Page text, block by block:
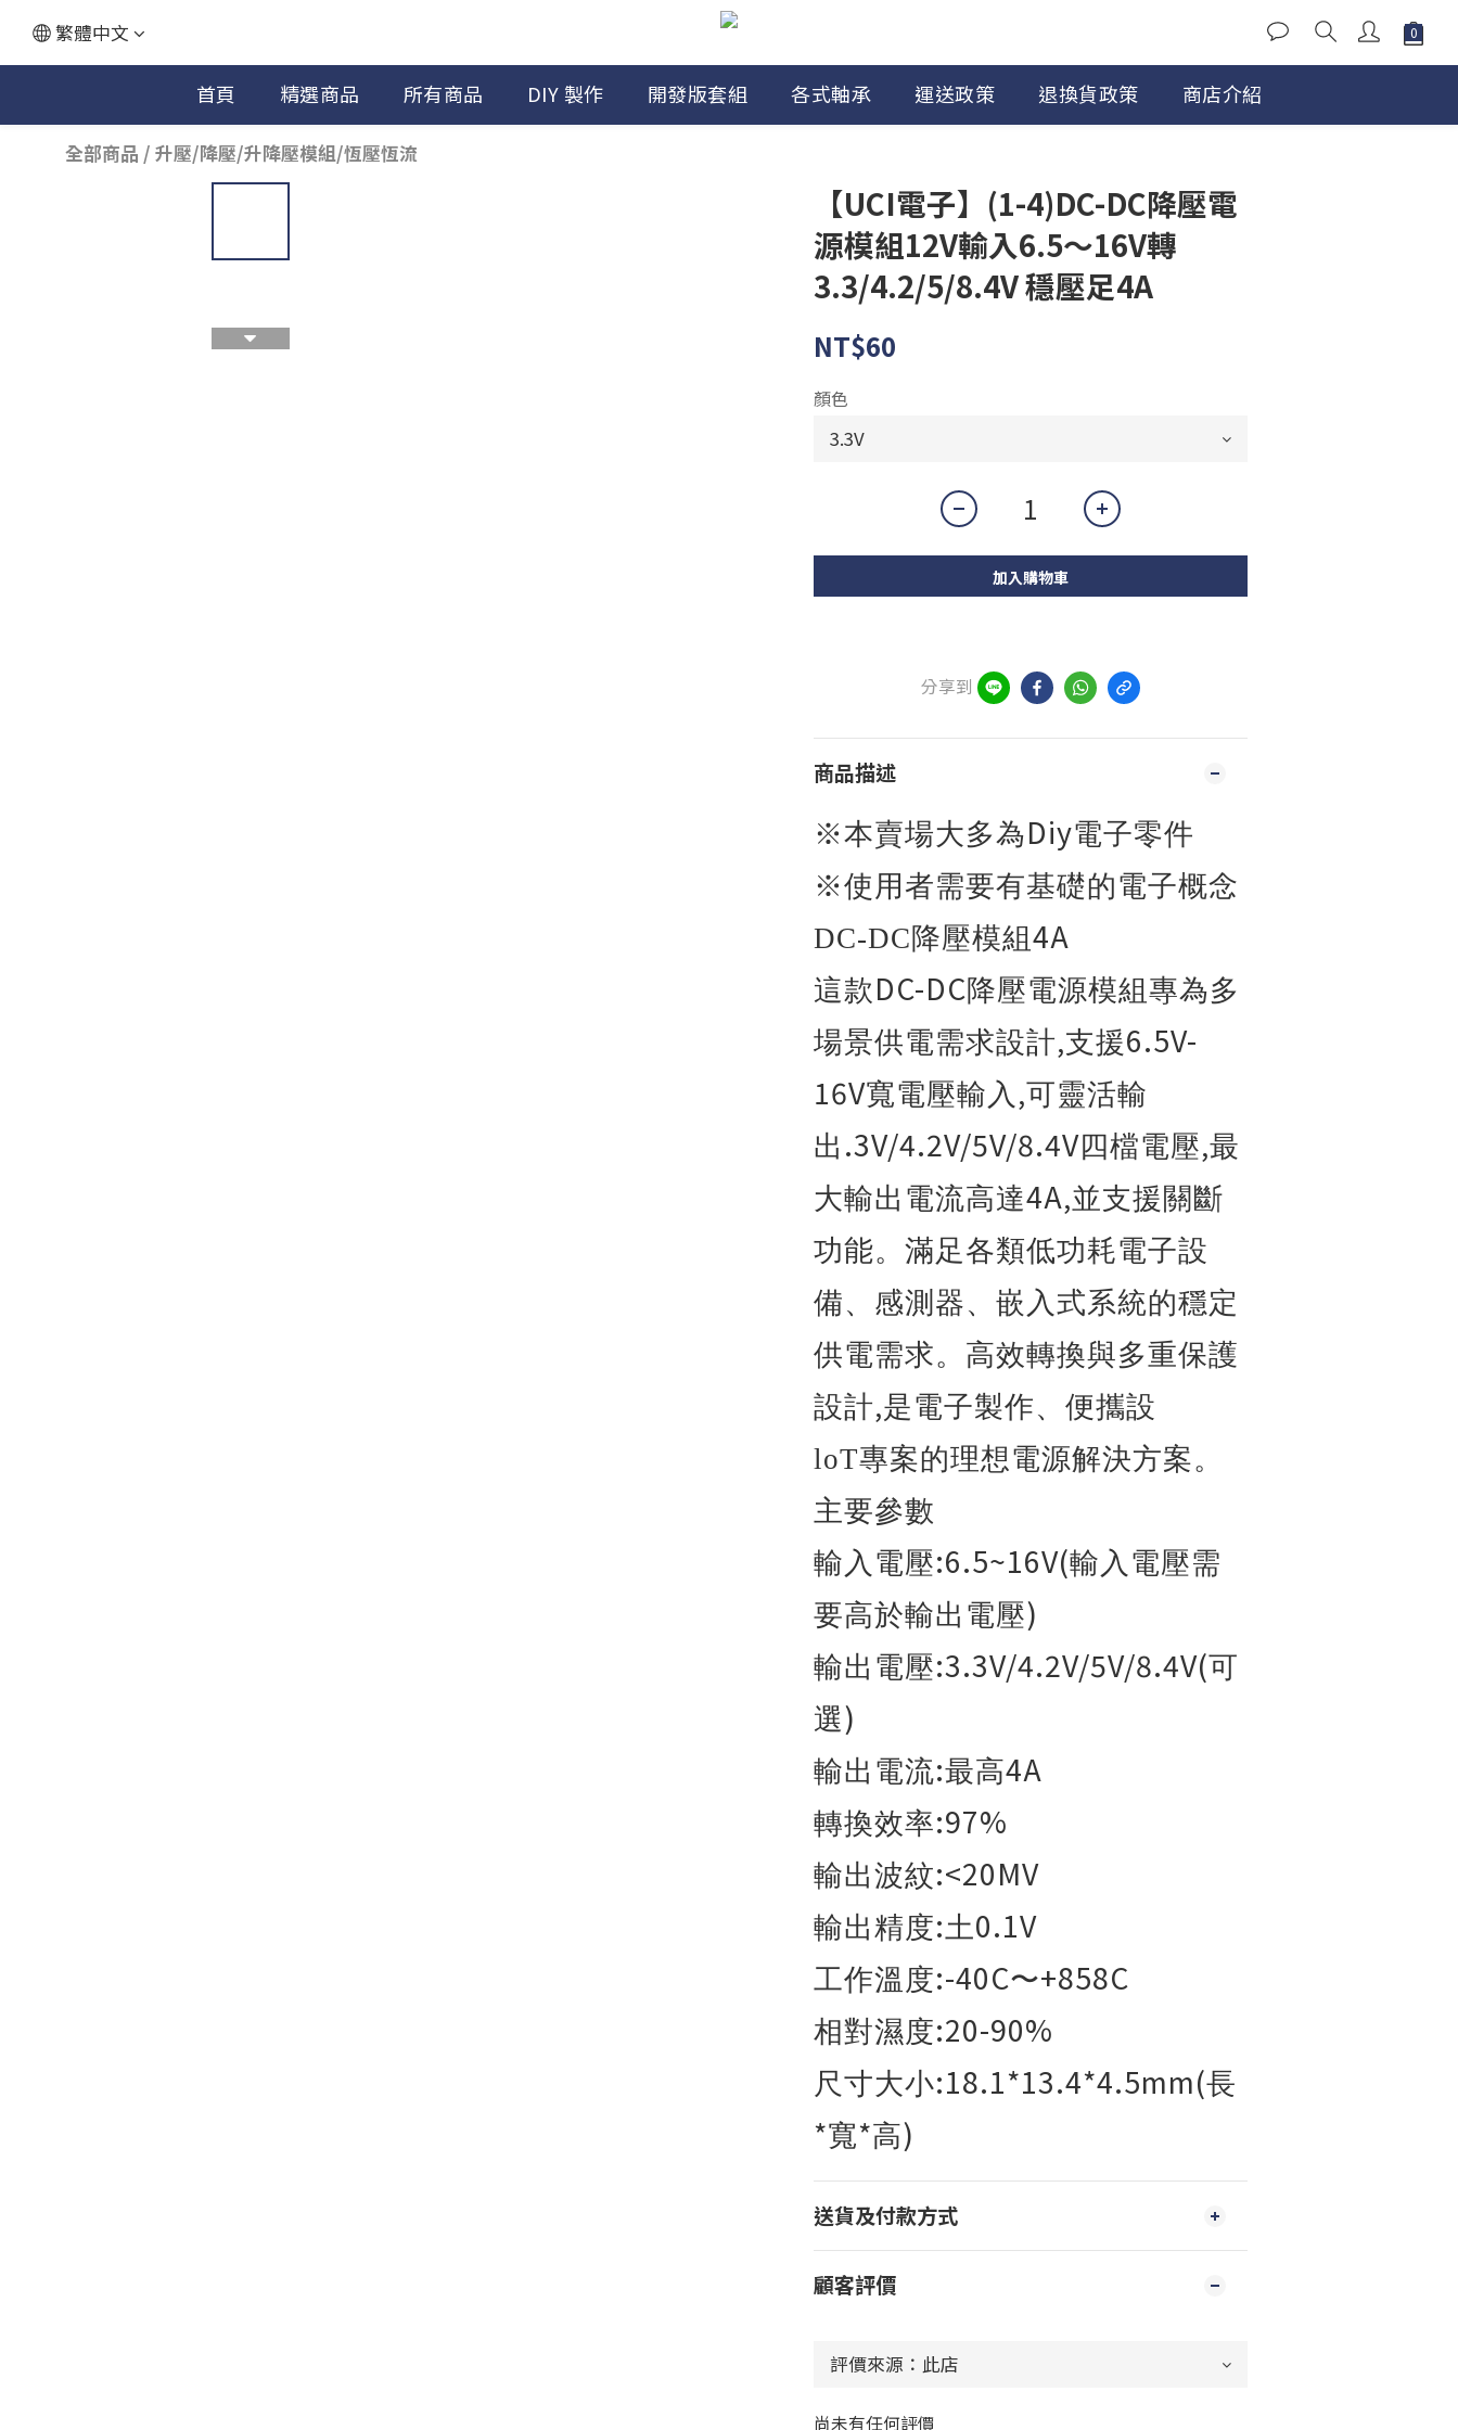
繁體中文
首頁 精選商品 所有商品 DIY 製作 開發版套組 各式軸承 運送政策 退換貨政策 商店介紹
全部商品 / 升壓/降壓/升降壓模組/恆壓恆流
【UCI電子】(1-4)DC-DC降壓電
源模組12V輸入6.5～16V轉
3.3/4.2/5/8.4V 穩壓足4A
NT$60
顏色
加入購物車
分享到
商品描述
※本賣場大多為Diy電子零件
※使用者需要有基礎的電子概念
DC-DC降壓模組 4A
這款 DC-DC降壓電源模組專為多
場景供電需求設計,支援6.5V-
16V寬電壓輸入 ,可靈活輸
出 .3V/4.2V/5V/8.4V四檔電壓,最
大輸出電流高達4A,並支援關斷
功能。滿足各類低功耗電子設
備、感測器、嵌入式系統的穩定
供電需求。高效轉換與多重保護
設計,是電子製作、便攜設
loT專案的理想電源解決方案。
主要參數
輸入電壓:6.5~16V(輸入電壓需
要高於輸出電壓)
輸出電壓:3.3V/4.2V/5V/8.4V(可
選)
輸出電流:最高4A
轉換效率:97%
輸出波紋:<20MV
輸出精度:土0.1V
工作溫度:-40C〜+858C
相對濕度:20-90%
尺寸大小:18.1*13.4*4.5mm(長
*寬*高)
送貨及付款方式
顧客評價
尚未有任何評價